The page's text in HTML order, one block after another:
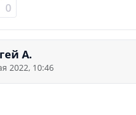
0
А.
2022, 10:46